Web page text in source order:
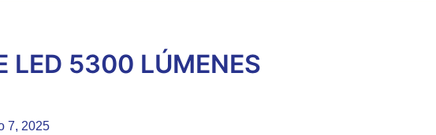
LED 5300 LÚMENES
7, 2025